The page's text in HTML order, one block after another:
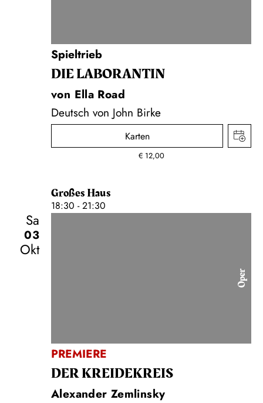
Spieltrieb
DIE LA­BO­RAN­TIN
von Ella Road
Deutsch von John Birke
Karten
€ 12,00
Großes Haus
18:30 - 21:30
Sa
03
Okt
Oper
PREMIERE
DER KREIDE­KREIS
Alexander Zemlinsky